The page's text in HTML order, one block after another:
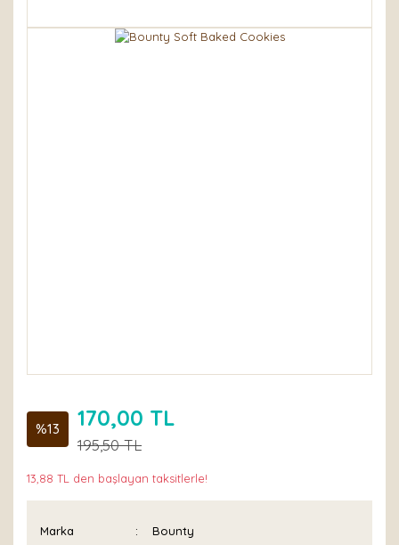
%13 170,00 TL
195,50 TL
13,88 TL den başlayan taksitlerle!
Marka Bounty